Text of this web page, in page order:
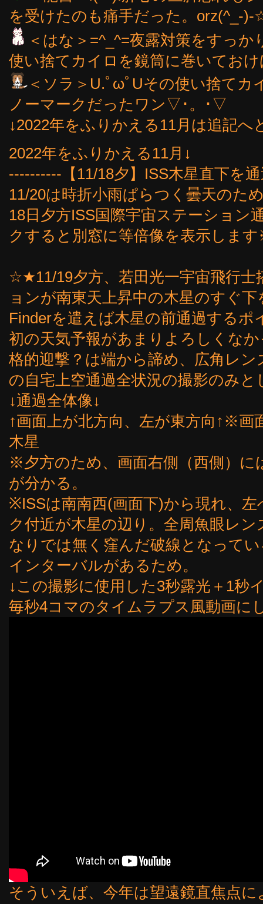
を受けたのも痛手だった。orz(^_-)-
＜はな＞=^_^=夜露対策をすっ
使い捨てカイロを鏡筒に巻いてお
＜ソラ＞U.ﾟωﾟUその使い捨て
ノーマークだったワン▽･。･▽
↓2022年をふりかえる11月は追記へ
2022年をふりかえる11月↓
----------【11/18夕】ISS木星直下を
11/20は時折小雨ぱらつく曇天のた
18日夕方ISS国際宇宙ステーショ
クすると別窓に等倍像を表示しま
☆★11/19夕方、若田光一宇宙飛行士
ョンが南東天上昇中の木星のすぐ
Finderを遣えば木星の前通過する
初の天気予報があまりよろしくな
格的迎撃？は端から諦め、広角レ
の自宅上空通過全状況の撮影のみと
↓通過全体像↓
↑画面上が北方向、左が東方向↑※画
木星
※夕方のため、画面右側（西側）に
が分かる。
※ISSは南南西(画面下)から現れ、
ク付近が木星の辺り。全周魚眼レ
なりでは無く窪んだ破線となって
インターバルがあるため。
↓この撮影に使用した3秒露光＋1秒
毎秒4コマのタイムラプス風動画に
そういえば、今年は望遠鏡直焦点